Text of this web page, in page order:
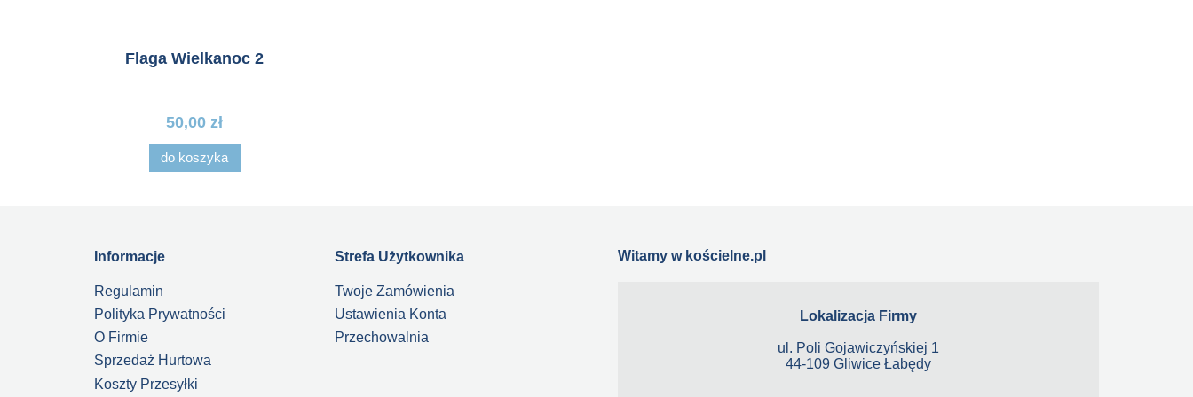
Flaga Wielkanoc 2
50,00 zł
do koszyka
Informacje
Regulamin
Polityka Prywatności
O Firmie
Sprzedaż Hurtowa
Koszty Przesyłki
Strefa Użytkownika
Twoje Zamówienia
Ustawienia Konta
Przechowalnia
Witamy w kościelne.pl
Lokalizacja Firmy
ul. Poli Gojawiczyńskiej 1
44-109 Gliwice Łabędy